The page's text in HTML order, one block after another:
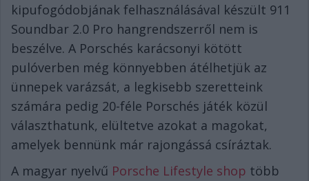
kipufogódobjának felhasználásával készült 911
Soundbar 2.0 Pro hangrendszerről nem is
beszélve. A Porschés karácsonyi kötött
pulóverben még könnyebben átélhetjük az
ünnepek varázsát, a legkisebb szeretteink
számára pedig 20-féle Porschés játék közül
választhatunk, elültetve azokat a magokat,
amelyek bennünk már rajongássá csíráztak.
A magyar nyelvű Porsche Lifestyle shop több